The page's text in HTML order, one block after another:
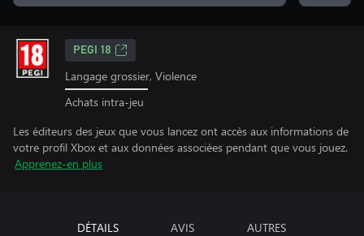
PEGI 18
Langage grossier, Violence
Achats intra-jeu
Les éditeurs des jeux que vous lancez ont accès aux informations de
votre profil Xbox et aux données associées pendant que vous jouez.
Apprenez-en plus
DÉTAILS AVIS AUTRES